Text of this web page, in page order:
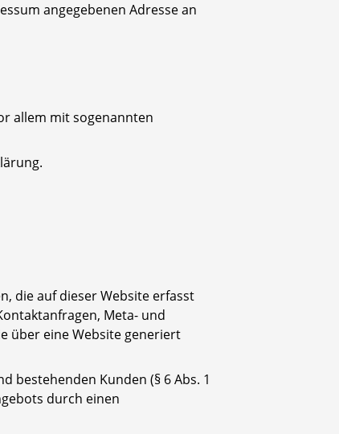
angegebenen Adresse an
allem mit sogenannten
die auf dieser Website erfasst
Meta- und
über eine Website generiert
bestehenden Kunden (§ 6 Abs. 1
durch einen